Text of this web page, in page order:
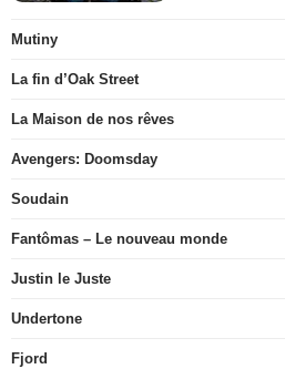
Mutiny
La fin d’Oak Street
La Maison de nos rêves
Avengers: Doomsday
Soudain
Fantômas – Le nouveau monde
Justin le Juste
Undertone
Fjord